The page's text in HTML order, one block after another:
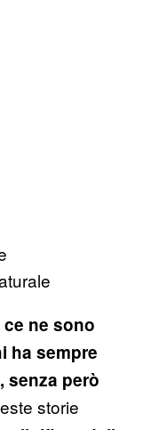
ce ne sono
ha sempre
senza però
storie